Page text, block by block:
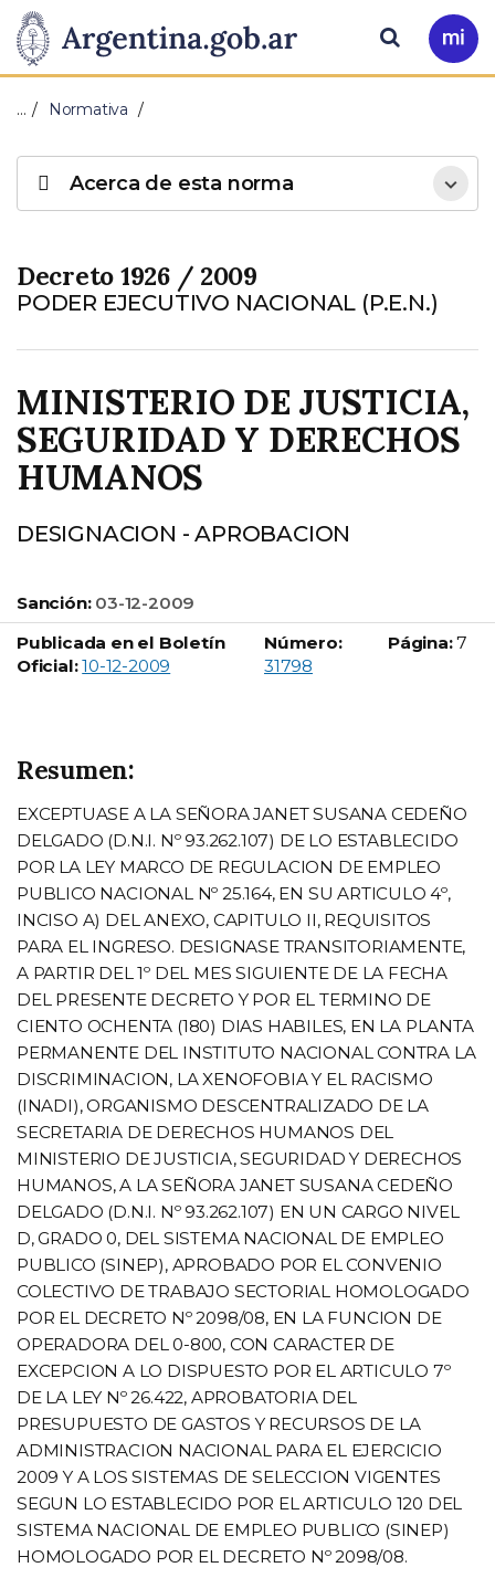
Presidencia
de
Nación
Pasar al contenido principal
Ir
a
Buscar
… Normativa
Decreto 1926 / 2009
PODER EJECUTIVO NACIONAL (P.E.N.)
MINISTERIO DE JUSTICIA,
SEGURIDAD Y DERECHOS
HUMANOS
DESIGNACION - APROBACION
Sanción: 03-12-2009
Publicada en el Boletín
Oficial: 10-12-2009
Número:
Boletín Oficial número:
31798
Página: 7
Resumen:
EXCEPTUASE A LA SEÑORA JANET SUSANA CEDEÑO
DELGADO (D.N.I. Nº 93.262.107) DE LO ESTABLECIDO
POR LA LEY MARCO DE REGULACION DE EMPLEO
PUBLICO NACIONAL Nº 25.164, EN SU ARTICULO 4º,
INCISO A) DEL ANEXO, CAPITULO II, REQUISITOS
PARA EL INGRESO. DESIGNASE TRANSITORIAMENTE,
A PARTIR DEL 1º DEL MES SIGUIENTE DE LA FECHA
DEL PRESENTE DECRETO Y POR EL TERMINO DE
CIENTO OCHENTA (180) DIAS HABILES, EN LA PLANTA
PERMANENTE DEL INSTITUTO NACIONAL CONTRA LA
DISCRIMINACION, LA XENOFOBIA Y EL RACISMO
(INADI), ORGANISMO DESCENTRALIZADO DE LA
SECRETARIA DE DERECHOS HUMANOS DEL
MINISTERIO DE JUSTICIA, SEGURIDAD Y DERECHOS
HUMANOS, A LA SEÑORA JANET SUSANA CEDEÑO
DELGADO (D.N.I. Nº 93.262.107) EN UN CARGO NIVEL
D, GRADO 0, DEL SISTEMA NACIONAL DE EMPLEO
PUBLICO (SINEP), APROBADO POR EL CONVENIO
COLECTIVO DE TRABAJO SECTORIAL HOMOLOGADO
POR EL DECRETO Nº 2098/08, EN LA FUNCION DE
OPERADORA DEL 0-800, CON CARACTER DE
EXCEPCION A LO DISPUESTO POR EL ARTICULO 7º
DE LA LEY Nº 26.422, APROBATORIA DEL
PRESUPUESTO DE GASTOS Y RECURSOS DE LA
ADMINISTRACION NACIONAL PARA EL EJERCICIO
2009 Y A LOS SISTEMAS DE SELECCION VIGENTES
SEGUN LO ESTABLECIDO POR EL ARTICULO 120 DEL
SISTEMA NACIONAL DE EMPLEO PUBLICO (SINEP)
HOMOLOGADO POR EL DECRETO Nº 2098/08.
Acerca de esta norma